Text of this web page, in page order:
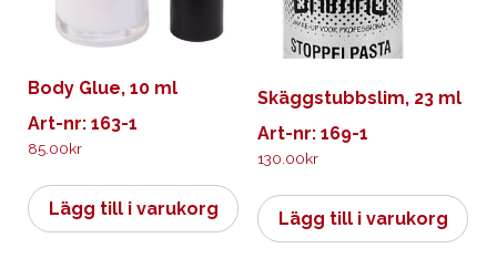
Body Glue, 10 ml
Art-nr: 163-1
85.00kr
Lägg till i varukorg
Skäggstubbslim, 23 ml
Art-nr: 169-1
130.00kr
Lägg till i varukorg